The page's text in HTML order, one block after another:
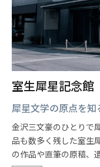
室生犀星記念館
犀星文学の原点を知
金沢三文豪のひとりで
品も数多く残した室生
の作品や直筆の原稿、